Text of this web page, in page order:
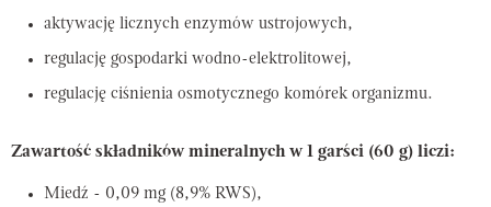
aktywację licznych enzymów ustrojowych,
regulację gospodarki wodno-elektrolitowej,
regulację ciśnienia osmotycznego komórek organizmu.
Zawartość składników mineralnych w 1 garści (60 g) liczi:
Miedź - 0,09 mg (8,9% RWS),